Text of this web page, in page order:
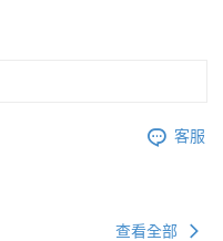
客服
查看全部